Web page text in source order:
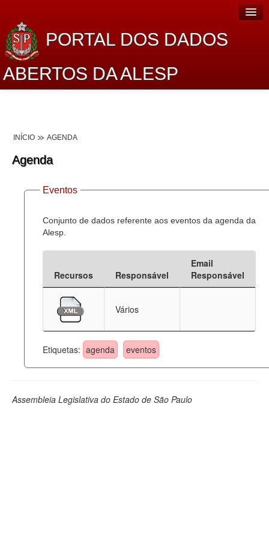
PORTAL DOS DADOS
ABERTOS DA ALESP
Lei de Acesso à Informação
Dados Governamentais Abertos
Planejamento
Catálogo de dados
Deputados Estaduais
Administração
Legislação
INÍCIO AGENDA
Agenda
Eventos
Conjunto de dados referente aos eventos da agenda da
Alesp.
Recursos Responsável
Email
Responsável
Vários
Etiquetas: agenda eventos
Assembleia Legislativa do Estado de São Paulo